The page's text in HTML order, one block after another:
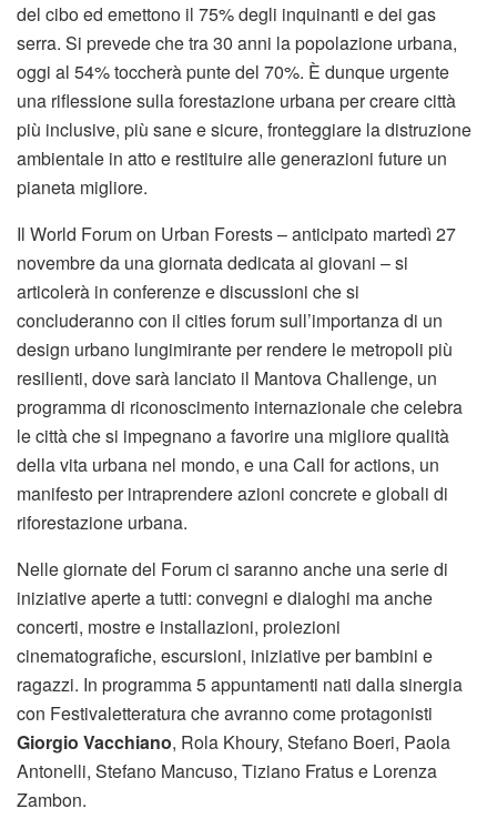
del cibo ed emettono il 75% degli inquinanti e dei gas
serra. Si prevede che tra 30 anni la popolazione urbana,
oggi al 54% toccherà punte del 70%. È dunque urgente
una riflessione sulla forestazione urbana per creare città
più inclusive, più sane e sicure, fronteggiare la distruzione
ambientale in atto e restituire alle generazioni future un
pianeta migliore.
Il World Forum on Urban Forests – anticipato martedì 27
novembre da una giornata dedicata ai giovani – si
articolerà in conferenze e discussioni che si
concluderanno con il cities forum sull’importanza di un
design urbano lungimirante per rendere le metropoli più
resilienti, dove sarà lanciato il Mantova Challenge, un
programma di riconoscimento internazionale che celebra
le città che si impegnano a favorire una migliore qualità
della vita urbana nel mondo, e una Call for actions, un
manifesto per intraprendere azioni concrete e globali di
riforestazione urbana.
Nelle giornate del Forum ci saranno anche una serie di
iniziative aperte a tutti: convegni e dialoghi ma anche
concerti, mostre e installazioni, proiezioni
cinematografiche, escursioni, iniziative per bambini e
ragazzi. In programma 5 appuntamenti nati dalla sinergia
con Festivaletteratura che avranno come protagonisti
Giorgio Vacchiano, Rola Khoury, Stefano Boeri, Paola
Antonelli, Stefano Mancuso, Tiziano Fratus e Lorenza
Zambon.